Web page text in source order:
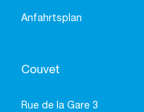
Anfahrtsplan
Couvet
Rue de la Gare 3